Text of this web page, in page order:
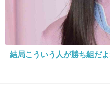
いう保護クリームを塗れば
結局こういう人が勝ち組だ